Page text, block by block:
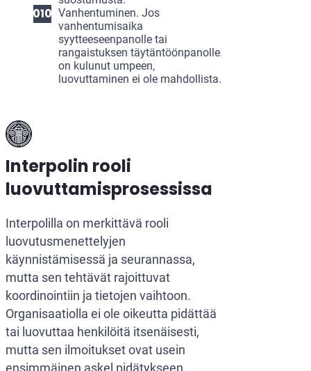
Vanhentuminen. Jos
vanhentumisaika
syytteeseenpanolle tai
rangaistuksen täytäntöönpanolle
on kulunut umpeen,
luovuttaminen ei ole mahdollista.
Interpolin rooli
luovuttamisprosessissa
Interpolilla on merkittävä rooli
luovutusmenettelyjen
käynnistämisessä ja seurannassa,
mutta sen tehtävät rajoittuvat
koordinointiin ja tietojen vaihtoon.
Organisaatiolla ei ole oikeutta pidättää
tai luovuttaa henkilöitä itsenäisesti,
mutta sen ilmoitukset ovat usein
ensimmäinen askel pidätykseen.